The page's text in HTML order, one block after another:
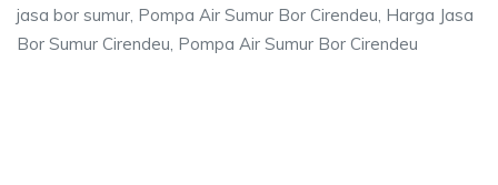
jasa bor sumur, Pompa Air Sumur Bor Cirendeu, Harga Jasa
Bor Sumur Cirendeu, Pompa Air Sumur Bor Cirendeu